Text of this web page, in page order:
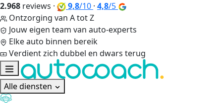
2.968 reviews · 9,8/10 · 4,8/5
Ontzorging van A tot Z
Jouw eigen team van auto-experts
Elke auto binnen bereik
Verdient zich dubbel en dwars terug
Alle diensten